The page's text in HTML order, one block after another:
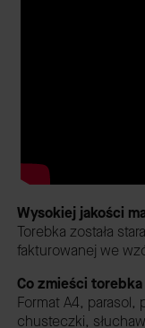
Wysokiej jakości
Torebka została
fakturowanej we
Co zmieści torebka
Format A4,
chusteczki,